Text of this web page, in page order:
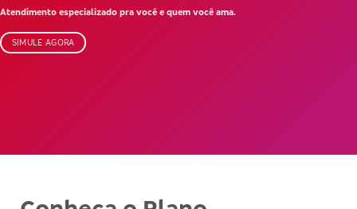
Atendimento especializado pra você e quem você ama.
SIMULE AGORA